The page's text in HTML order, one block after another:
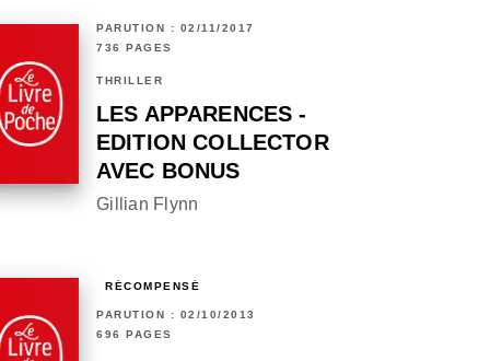
PARUTION : 02/11/2017
736 PAGES
THRILLER
LES APPARENCES -
EDITION COLLECTOR
AVEC BONUS
Gillian Flynn
RÉCOMPENSÉ
PARUTION : 02/10/2013
696 PAGES